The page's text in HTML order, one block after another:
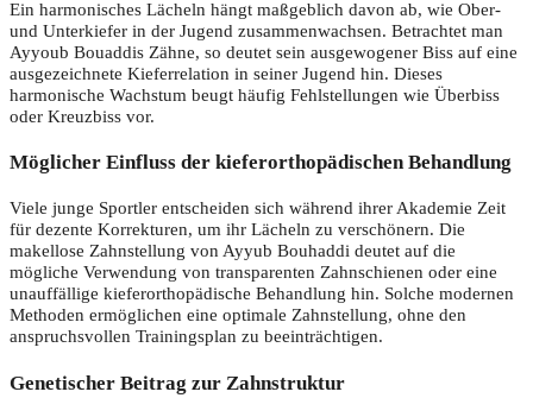
Ein harmonisches Lächeln hängt maßgeblich davon ab, wie Ober-
und Unterkiefer in der Jugend zusammenwachsen. Betrachtet man
Ayyoub Bouaddis Zähne, so deutet sein ausgewogener Biss auf eine
ausgezeichnete Kieferrelation in seiner Jugend hin. Dieses
harmonische Wachstum beugt häufig Fehlstellungen wie Überbiss
oder Kreuzbiss vor.
Möglicher Einfluss der kieferorthopädischen Behandlung
Viele junge Sportler entscheiden sich während ihrer Akademie Zeit
für dezente Korrekturen, um ihr Lächeln zu verschönern. Die
makellose Zahnstellung von Ayyub Bouhaddi deutet auf die
mögliche Verwendung von transparenten Zahnschienen oder eine
unauffällige kieferorthopädische Behandlung hin. Solche modernen
Methoden ermöglichen eine optimale Zahnstellung, ohne den
anspruchsvollen Trainingsplan zu beeinträchtigen.
Genetischer Beitrag zur Zahnstruktur